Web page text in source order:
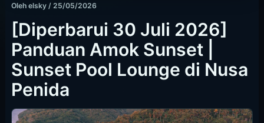
Oleh elsky / 25/05/2026
[Diperbarui 30 Juli 2026]
Panduan Amok Sunset |
Sunset Pool Lounge di Nusa
Penida